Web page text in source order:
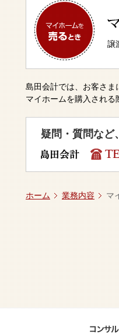
譲
島田会計では、お客さま
マイホームを購入される
疑問・質問など
ホーム 業務内容 マ